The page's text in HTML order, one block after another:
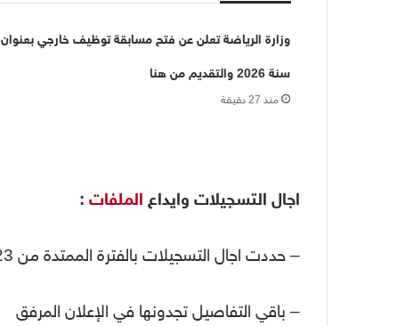
وزارة الرياضة تعلن عن فتح مسابقة توظيف خارجي بعنوان
سنة 2026 والتقديم من هنا
منذ 27 دقيقة
اجال التسجيلات وايداع الملفات :
– حددت اجال التسجيلات بالفترة الممتدة من 23 سبتمبر الى غاية 13 أكتوبر 2024
– باقي التفاصيل تجدونها في الإعلان المرفق